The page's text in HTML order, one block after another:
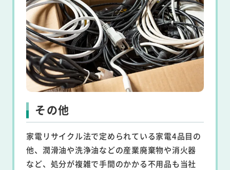
その他
家電リサイクル法で定められている家電4品目の
他、潤滑油や洗浄油などの産業廃棄物や消火器
など、処分が複雑で手間のかかる不用品も当社